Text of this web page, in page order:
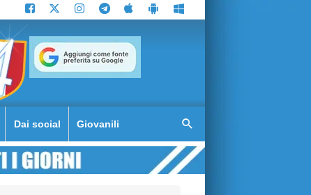
Dai social Giovanili